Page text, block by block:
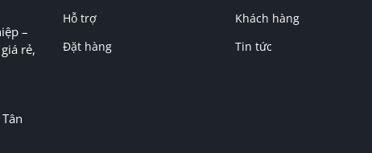
–
rẻ,
Hỗ trợ
Đặt hàng
Khách hàng
Tin tức